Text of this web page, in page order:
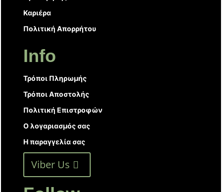
Καριέρα
Πολιτική Απορρήτου
Info
Τρόποι Πληρωμής
Τρόποι Αποστολής
Πολιτική Επιστροφών
Ο λογαριασμός σας
Η παραγγελία σας
Viber Us